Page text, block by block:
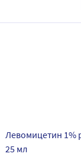
Левомицетин 1%
25 мл